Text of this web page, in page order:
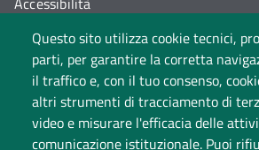
Questo sito utilizza cookie tecnici,
parti, per garantire la corretta
il traffico e, con il tuo consenso,
altri strumenti di tracciamento di
video e misurare l'efficacia delle
comunicazione istituzionale. Puoi
Cambia idea sui cookie
Dati di monitoraggio